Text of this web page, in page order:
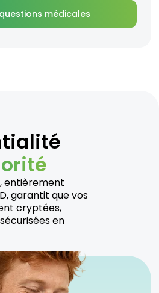
médicales
entièrement
garantit que vos
cryptées,
en